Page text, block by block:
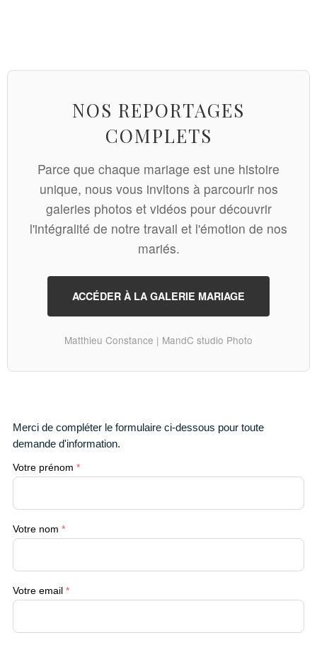
NOS REPORTAGES
COMPLETS
Parce que chaque mariage est une histoire
unique, nous vous invitons à parcourir nos
galeries photos et vidéos pour découvrir
l'intégralité de notre travail et l'émotion de nos
mariés.
ACCÉDER À LA GALERIE MARIAGE
Matthieu Constance | MandC studio Photo